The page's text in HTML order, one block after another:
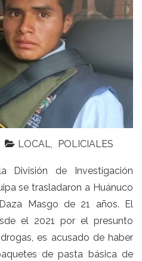
LOCAL POLICIALES
División de Investigación
se trasladaron a Huánuco
Masgo de 21 años. El
el 2021 por el presunto
es acusado de haber
de pasta básica de